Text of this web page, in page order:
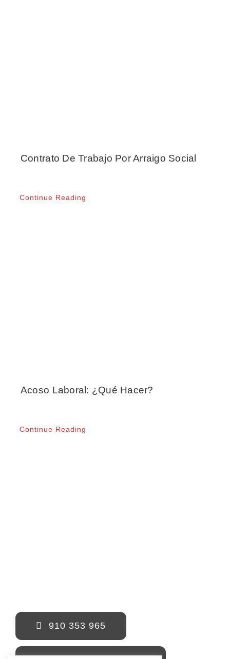
Contrato De Trabajo Por Arraigo Social
Continue Reading
Acoso Laboral: ¿Qué Hacer?
Continue Reading
910 353 965